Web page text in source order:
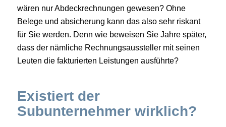
wären nur Abdeckrechnungen gewesen? Ohne
Belege und absicherung kann das also sehr riskant
für Sie werden. Denn wie beweisen Sie Jahre später,
dass der nämliche Rechnungsaussteller mit seinen
Leuten die fakturierten Leistungen ausführte?
Existiert der
Subunternehmer wirklich?